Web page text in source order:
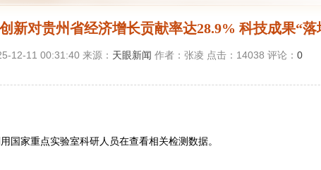
新对贵州省经济增长贡献率达28.9% 科技成果“落
12-11 00:31:40 来源： 天眼新闻 作者：张凌 点击： 14038 评论： 0
国家重点实验室科研人员在查看相关检测数据。